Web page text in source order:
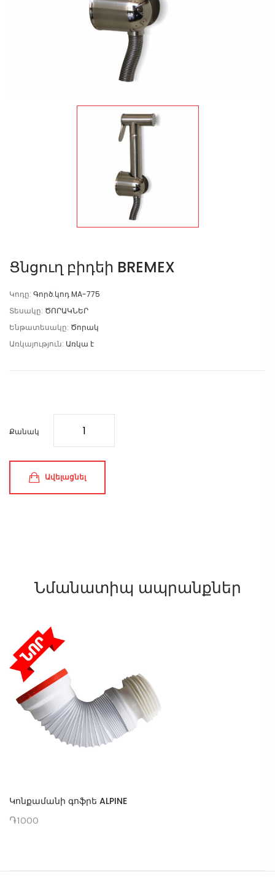
Ցնցուղ բիդեի BREMEX
Կոդը: Գործ.կոդ MA-775
Տեսակը: ԾՈՐԱԿՆԵՐ
Ենթատեսակը: Ծորակ
Առկայություն: Առկա է
Քանակ
Ավելացնել
Նմանատիպ ապրանքներ
Կոնքամանի գոֆրե ALPINE
֏1000